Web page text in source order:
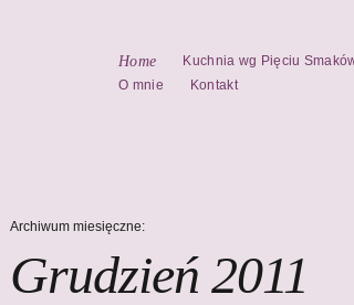
Home Kuchnia wg Pięciu
O mnie
Kontakt
Archiwum miesięczne:
Grudzień 2011